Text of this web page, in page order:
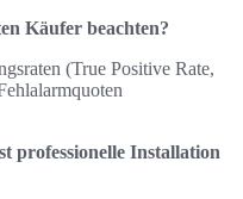
Käufer beachten?
(True Positive Rate,
professionelle Installation